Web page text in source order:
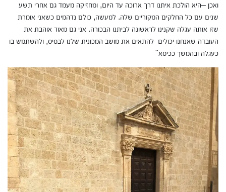
ואכן –היא הולכת איתנו דרך ארוכה עד היום, ומחזיקה מעמד גם אחרי תשע
שנים עם כל החלקים המקוריים שלה. למעשה, כולם נדהמים כשאני אומרת
שזו אותה עגלה שקנינו לראשונה לביתנו הבכורה. אני גם מאוד אוהבת את
העובדה שאנחנו יכולים להתאים את מושב המכונית שלנו לבסיס, ולהשתמש בו
כעגלה ובהמשך ככיסא"